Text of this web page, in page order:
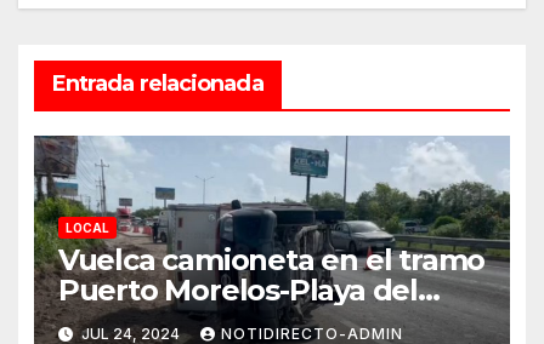
Entrada relacionada
LOCAL
Vuelca camioneta en el tramo
Puerto Morelos-Playa del
Carmen
JUL 24, 2024 NOTIDIRECTO-ADMIN